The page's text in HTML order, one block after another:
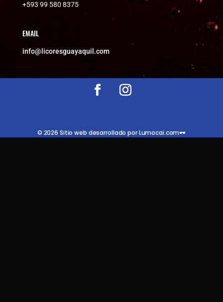
+593 99 580 8375
EMAIL
info@licoresguayaquil.com
© 2026 Sitio web desarrollado por Lumocai.com🕶️